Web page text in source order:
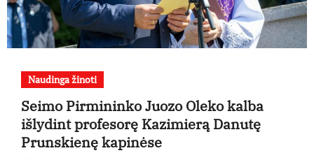
Naudinga žinoti
Seimo Pirmininko Juozo Oleko kalba
išlydint profesorę Kazimierą Danutę
Prunskienę kapinėse